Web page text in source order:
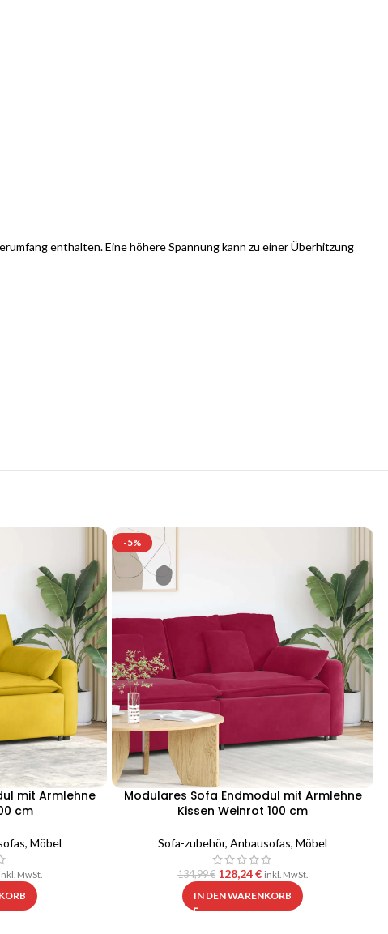
enthalten. Eine höhere Spannung kann zu einer Überhitzung
mit Armlehne
cm
, Möbel
inkl. MwSt.
-5%
Modulares Sofa Endmodul mit Armlehne
Kissen Weinrot 100 cm
Sofa-zubehör,Anbausofas,Möbel
134,99€ 128,24€ inkl. MwSt.
IN DEN WARENKORB